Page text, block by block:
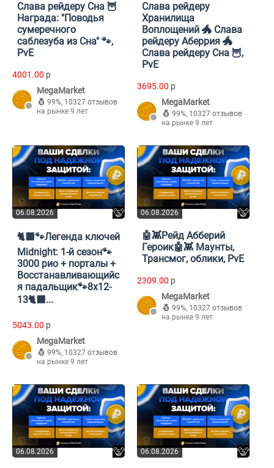
Слава рейдеру Сна 🦉
Награда: "Поводья
сумеречного
саблезуба из Сна" 🐾,
PvE
4001.00 p
MegaMarket
99%, 10327 отзывов
на рынке 9 лет
Слава рейдеру
Хранилища
Воплощений 🐲 Слава
рейдеру Аберрия 🐲
Слава рейдеру Сна 🦉,
PvE
3695.00 p
MegaMarket
99%, 10327 отзывов
на рынке 9 лет
06.08.2026
🐈‍⬛🐾Легенда ключей
Midnight: 1-й сезон🐾
3000 рио + порталы +
Восстанавливающийс
я падальщик🐾8х12-
13🐈‍⬛...
5043.00 p
MegaMarket
99%, 10327 отзывов
на рынке 9 лет
06.08.2026
🤖👾Рейд Абберий
Героик🤖👾 Маунты,
Трансмог, облики, PvE
2309.00 p
MegaMarket
99%, 10327 отзывов
на рынке 9 лет
06.08.2026 06.08.2026